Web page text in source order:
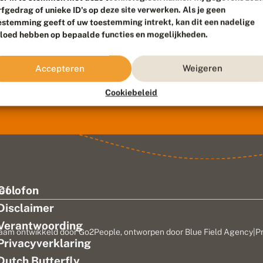
of unieke ID's op deze site verwerken. Als je geen
geeft of uw toestemming intrekt, kan dit een nadelige
hebben op bepaalde functies en mogelijkheden.
Accepteren Weigeren
Cookiebeleid
ontwikkeld doorGo2People, ontworpen door Blue Field Agency